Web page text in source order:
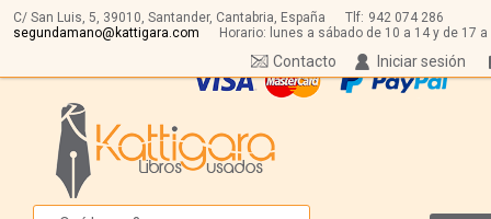
C/ San Luis, 5, 39010, Santander, Cantabria, España Tlf: 942 074 286
segundamano@kattigara.com
Horario: lunes a sábado de 10 a 14 y de 17 a
Iniciar sesión
Contacto